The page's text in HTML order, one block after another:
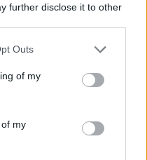
further disclose it to other
Outs
of my
my